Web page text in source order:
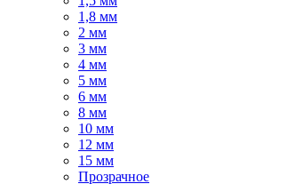
1,8 мм
2 мм
3 мм
4 мм
5 мм
6 мм
8 мм
10 мм
12 мм
15 мм
Прозрачное